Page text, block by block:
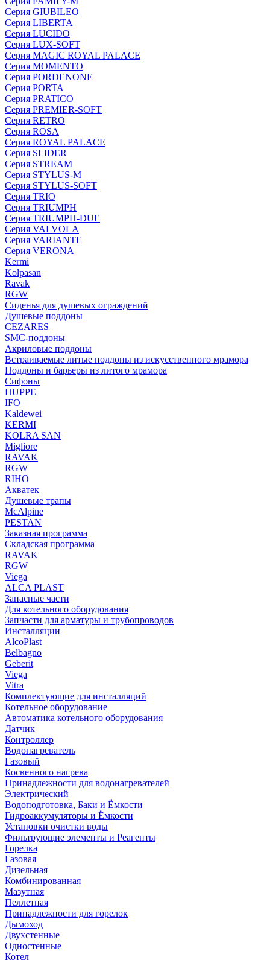
Серия GIUBILEO
Серия LIBERTA
Серия LUCIDO
Серия LUX-SOFT
Серия MAGIC ROYAL PALACE
Серия MOMENTO
Серия PORDENONE
Серия PORTA
Серия PRATICO
Серия PREMIER-SOFT
Серия RETRO
Серия ROSA
Серия ROYAL PALACE
Серия SLIDER
Серия STREAM
Серия STYLUS-M
Серия STYLUS-SOFT
Серия TRIO
Серия TRIUMPH
Серия TRIUMPH-DUE
Серия VALVOLA
Серия VARIANTE
Серия VERONA
Kermi
Kolpasan
Ravak
RGW
Сиденья для душевых ограждений
Душевые поддоны
CEZARES
SMC-поддоны
Акриловые поддоны
Встраиваемые литые поддоны из искусственного мрамора
Поддоны и барьеры из литого мрамора
Сифоны
HUPPE
IFO
Kaldewei
KERMI
KOLRA SAN
Migliore
RAVAK
RGW
RIHO
Акватек
Душевые трапы
McAlpine
PESTAN
Заказная программа
Складская программа
RAVAK
RGW
Viega
АLCA PLAST
Запасные части
Для котельного оборудования
Запчасти для арматуры и трубопроводов
Инсталляции
AlcoPlast
Belbagno
Geberit
Viega
Vitra
Комплектующие для инсталляций
Котельное оборудование
Автоматика котельного оборудования
Датчик
Контроллер
Водонагреватель
Газовый
Косвенного нагрева
Принадлежности для водонагревателей
Электрический
Водоподготовка, Баки и Ёмкости
Гидроаккумуляторы и Ёмкости
Установки очистки воды
Фильтрующие элементы и Реагенты
Горелка
Газовая
Дизельная
Комбинированная
Мазутная
Пеллетная
Принадлежности для горелок
Дымоход
Двухстенные
Одностенные
Котел